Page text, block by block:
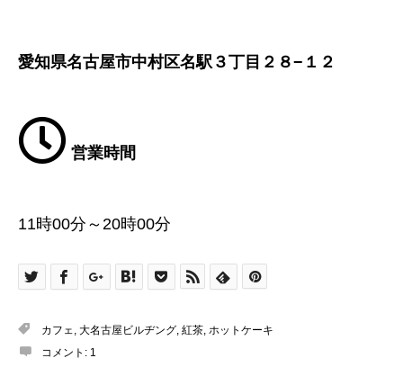
愛知県名古屋市中村区名駅３丁目２８−１２
営業時間
11時00分～20時00分
カフェ 大名古屋ビルヂング 紅茶 ホットケーキ
コメント: 1